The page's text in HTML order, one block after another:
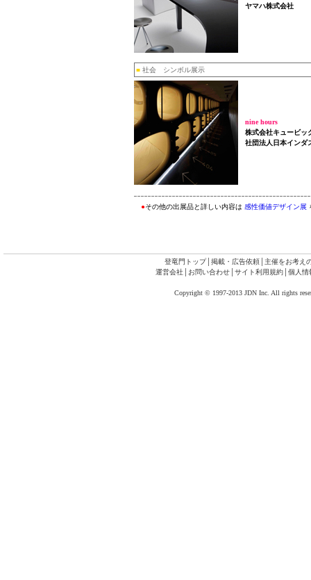
ヤマハ株式会社
■ 社会 シンボル展示
nine hours
株式会社キュービッ
社団法人日本インダ
●その他の出展品と詳しい内容は 感性価値デザイン展
登竜門トップ│ 掲載・広告依頼
主催をお考え
運営会社│ お問い合わせ│ サイト利用規約│ 個人情
Copyright © 1997-2013 JDN Inc. All rights